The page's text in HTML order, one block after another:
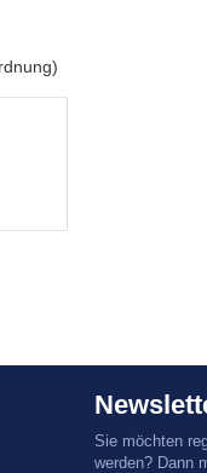
Sie möchten
werden? Dann